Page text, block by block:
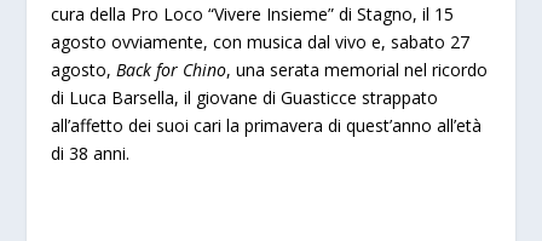
cura della Pro Loco “Vivere Insieme” di Stagno, il 15
agosto ovviamente, con musica dal vivo e, sabato 27
agosto, Back for Chino, una serata memorial nel ricordo
di Luca Barsella, il giovane di Guasticce strappato
all’affetto dei suoi cari la primavera di quest’anno all’età
di 38 anni.